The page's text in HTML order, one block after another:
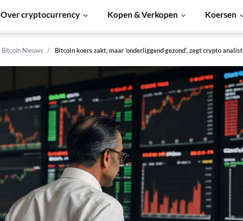
Over cryptocurrency Kopen & Verkopen Koersen
Bitcoin Nieuws Bitcoin koers zakt, maar ‘onderliggend gezond’, zegt crypto analist